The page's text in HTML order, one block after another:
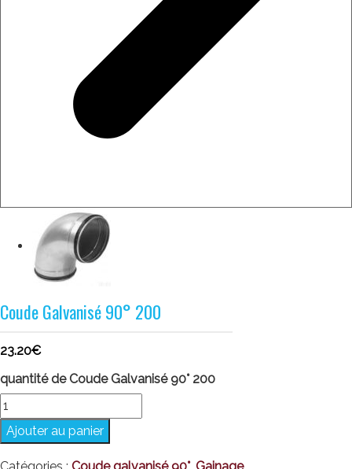
Coude Galvanisé 90° 200
23.20€
quantité de Coude Galvanisé 90° 200
Ajouter au panier